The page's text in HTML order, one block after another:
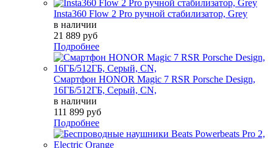
Insta360 Flow 2 Pro ручной стабилизатор, Grey
в наличии
21 889 руб
Подробнее
Смартфон HONOR Magic 7 RSR Porsche Design,
16ГБ/512ГБ, Серый, СN,
в наличии
111 899 руб
Подробнее